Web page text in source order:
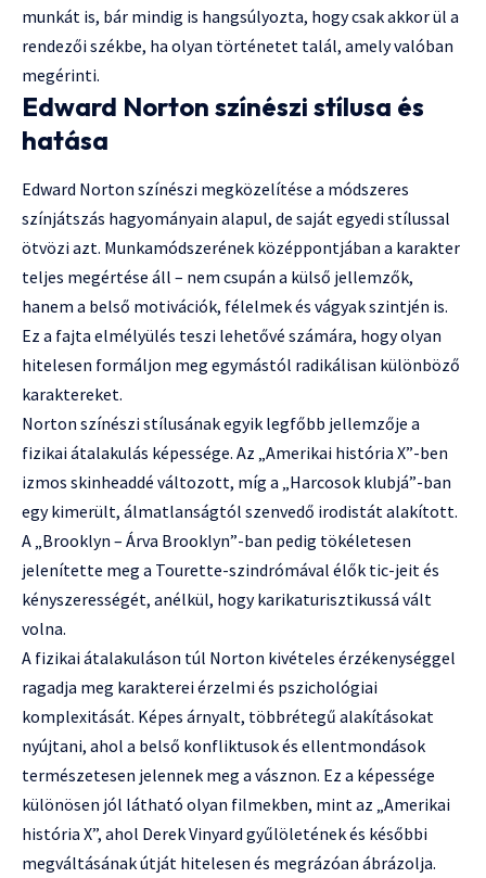
munkát is, bár mindig is hangsúlyozta, hogy csak akkor ül a
rendezői székbe, ha olyan történetet talál, amely valóban
megérinti.
Edward Norton színészi stílusa és
hatása
Edward Norton színészi megközelítése a módszeres
színjátszás hagyományain alapul, de saját egyedi stílussal
ötvözi azt. Munkamódszerének középpontjában a karakter
teljes megértése áll – nem csupán a külső jellemzők,
hanem a belső motivációk, félelmek és vágyak szintjén is.
Ez a fajta elmélyülés teszi lehetővé számára, hogy olyan
hitelesen formáljon meg egymástól radikálisan különböző
karaktereket.
Norton színészi stílusának egyik legfőbb jellemzője a
fizikai átalakulás képessége. Az „Amerikai história X”-ben
izmos skinheaddé változott, míg a „Harcosok klubjá”-ban
egy kimerült, álmatlanságtól szenvedő irodistát alakított.
A „Brooklyn – Árva Brooklyn”-ban pedig tökéletesen
jelenítette meg a Tourette-szindrómával élők tic-jeit és
kényszerességét, anélkül, hogy karikaturisztikussá vált
volna.
A fizikai átalakuláson túl Norton kivételes érzékenységgel
ragadja meg karakterei érzelmi és pszichológiai
komplexitását. Képes árnyalt, többrétegű alakításokat
nyújtani, ahol a belső konfliktusok és ellentmondások
természetesen jelennek meg a vásznon. Ez a képessége
különösen jól látható olyan filmekben, mint az „Amerikai
história X”, ahol Derek Vinyard gyűlöletének és későbbi
megváltásának útját hitelesen és megrázóan ábrázolja.